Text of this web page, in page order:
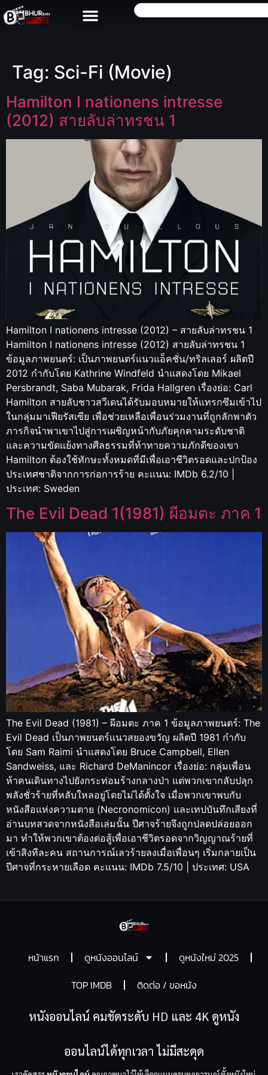
Tag: Sci-Fi (Movie)
Hamilton I nationens intresse
(2012) สายลับล่าทรชน 1
Hamilton I nationens intresse (2012) – สายลับล่าทรชน 1
Hamilton I nationens intresse (2012) สายลับล่าทรชน 1
ข้อมูลภาพยนตร์: เป็นภาพยนตร์แนวแอ็คชั่น/ทริลเลอร์ ผลิตปี
2012 กำกับโดย Kathrine Windfeld นำแสดงโดย Mikael
Persbrandt, Saba Mubarak, Frida Hallgren เรื่องย่อ: Carl
Hamilton สายลับชาวสวีเดนได้รับมอบหมายให้แทรกซึมเข้าไป
ในกลุ่มมาเฟียรัสเซีย เพื่อช่วยเหลือเพื่อนร่วมงานที่ถูกลักพาตัว
ภารกิจนำพาเขาไปสู่การเผชิญหน้ากับภัยคุกคามระดับชาติ
และความขัดแย้งทางศีลธรรมที่ท้าทายความภักดีของเขา
Hamilton ต้องใช้ทักษะทั้งหมดที่มีเพื่อเอาชีวิตรอดและปกป้อง
ประเทศชาติจากการก่อการร้าย คะแนน: IMDb 6.2/10 |
ประเทศ: Sweden
The Evil Dead 1(1981) ผีอมตะ ภาค 1
The Evil Dead (1981) – ผีอมตะ ภาค 1 ข้อมูลภาพยนตร์: The
Evil Dead เป็นภาพยนตร์แนวสยองขวัญ ผลิตปี 1981 กำกับ
โดย Sam Raimi นำแสดงโดย Bruce Campbell, Ellen
Sandweiss, และ Richard DeManincor เรื่องย่อ: กลุ่มเพื่อน
ห้าคนเดินทางไปยังกระท่อมร้างกลางป่า แต่พวกเขากลับปลุก
พลังชั่วร้ายที่หลับใหลอยู่โดยไม่ได้ตั้งใจ เมื่อพวกเขาพบกับ
หนังสือแห่งความตาย (Necronomicon) และเทปบันทึกเสียงที่
อ่านบทสวดจากหนังสือเล่มนั้น ปีศาจร้ายจึงถูกปลดปล่อยออก
มา ทำให้พวกเขาต้องต่อสู้เพื่อเอาชีวิตรอดจากวิญญาณร้ายที่
เข้าสิงทีละคน สถานการณ์เลวร้ายลงเมื่อเพื่อนๆ เริ่มกลายเป็น
ปีศาจที่กระหายเลือด คะแนน: IMDb 7.5/10 | ประเทศ: USA
หน้าแรก ดูหนังออนไลน์
ดูหนังใหม่ 2025
TOP IMDB
ติดต่อ / ขอหนัง
หนังออนไลน์ คมชัดระดับ HD และ 4K ดูหนัง
ออนไลน์ได้ทุกเวลา ไม่มีสะดุด